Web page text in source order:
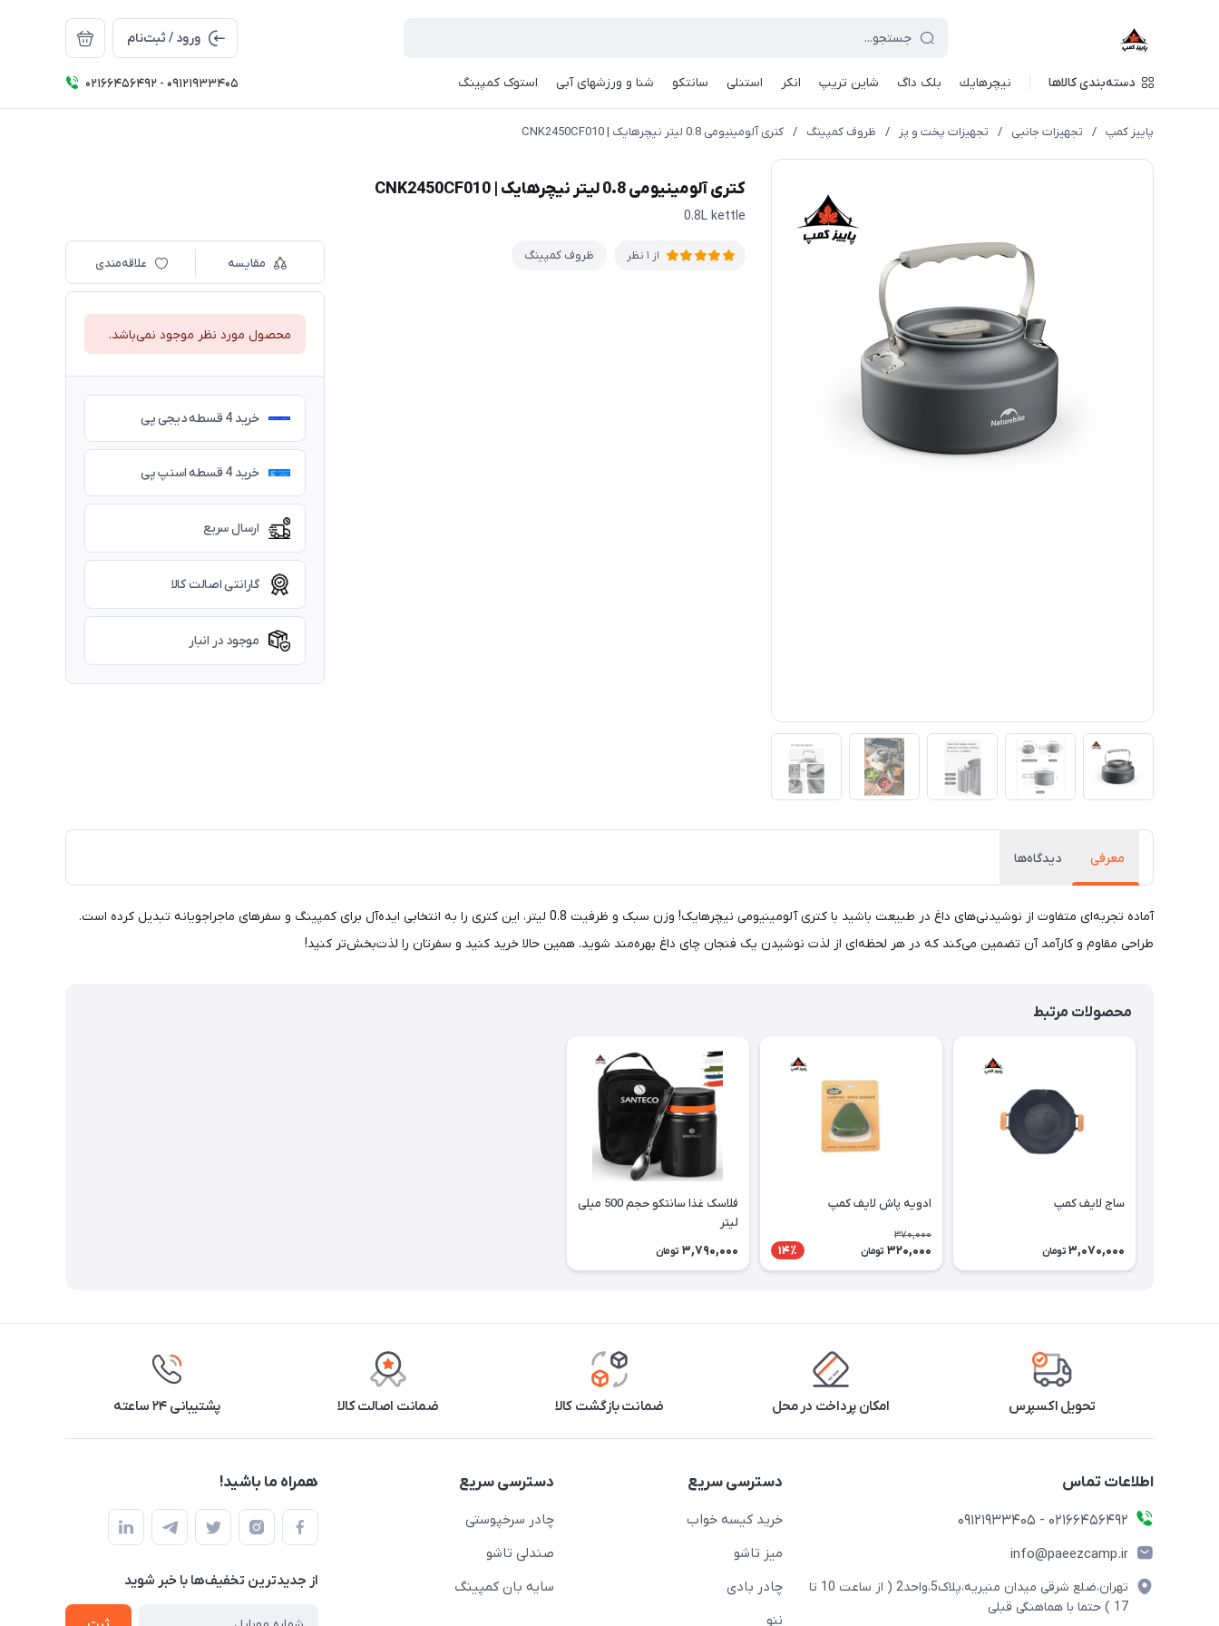
ورود / ثبت‌نام
دسته‌بندی کالاها نيچرهايك بلک داگ شاین تریپ انکر استنلی سانتکو شنا و ورزشهای آبی استوک کمپینگ 02166456492 - 09121933405
پاییز کمپ / تجهیزات جانبی / تجهیزات پخت و پز / ظروف کمپینگ / کتری آلومینیومی 0.8 لیتر نیچرهایک | CNK2450CF010
کتری آلومینیومی 0.8 لیتر نیچرهایک | CNK2450CF010
0.8L kettle
از 1 نظر ظروف کمپینگ
مقایسه علاقه‌مندی
محصول مورد نظر موجود نمی‌باشد.
خرید 4 قسطه دیجی پی
خرید 4 قسطه اسنپ پی
ارسال سریع
گارانتی اصالت کالا
موجود در انبار
معرفی دیدگاه‌ها
آماده تجربه‌ای متفاوت از نوشیدنی‌های داغ در طبیعت باشید با کتری آلومینیومی نیچرهایک! وزن سبک و ظرفیت 0.8 لیتر، این کتری را به انتخابی ایده‌آل برای کمپینگ و سفرهای ماجراجویانه تبدیل کرده است.
طراحی مقاوم و کارآمد آن تضمین می‌کند که در هر لحظه‌ای از لذت نوشیدن یک فنجان چای داغ بهره‌مند شوید. همین حالا خرید کنید و سفرتان را لذت‌بخش‌تر کنید!
محصولات مرتبط
ساج لایف کمپ
3,070,000 تومان
ادویه پاش لایف کمپ
370,000
320,000 تومان 14٪
فلاسک غذا سانتکو حجم 500 میلی
لیتر
3,790,000 تومان
تحویل اکسپرس امکان پرداخت در محل ضمانت بازگشت کالا ضمانت اصالت کالا پشتیبانی ۲۴ ساعته
اطلاعات تماس
02166456492 - 09121933405
info@paeezcamp.ir
تهران،ضلع شرقی میدان منیریه،پلاک5،واحد2 ( از ساعت 10 تا
17 ) حتما با هماهنگی قبلی
دسترسی سریع
خرید کیسه خواب
میز تاشو
چادر بادی
ننو
دسترسی سریع
چادر سرخپوستی
صندلی تاشو
سایه بان کمپینگ
همراه ما باشید!
از جدید‌ترین تخفیف‌ها با‌ خبر شوید